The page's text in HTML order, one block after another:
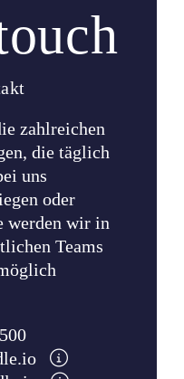
zahlreichen
die täglich
uns
oder
werden wir in
Teams